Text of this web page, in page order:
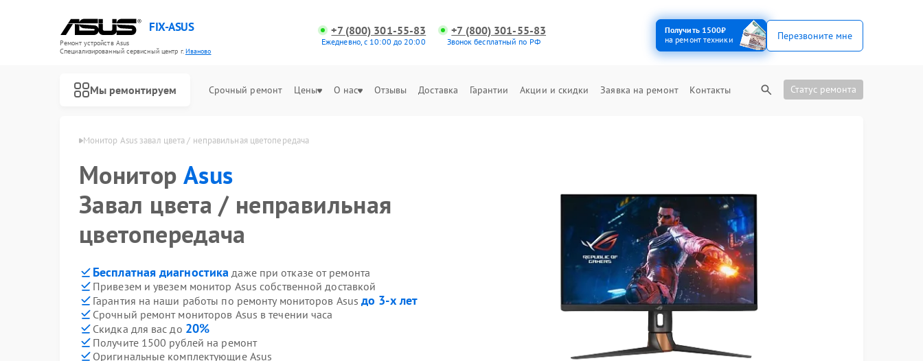
FIX-ASUS
Ремонт устройств Asus
Специализированный cервисный центр г.Иваново
+7 (800) 301-55-83
Ежедневно, с 10:00 до 20:00
+7 (800) 301-55-83
Звонок бесплатный по РФ
Получить 1500₽
на ремонт техники
Перезвоните мне
Мы ремонтируем Срочный ремонт Цены О нас Отзывы Доставка Гарантии Акции и скидки Заявка на ремонт Контакты Статус ремонта
Монитор Asus завал цвета / неправильная цветопередача
Монитор Asus
Завал цвета / неправильная
цветопередача
Бесплатная диагностика даже при отказе от ремонта
Привезем и увезем монитор Asus собственной доставкой
Гарантия на наши работы по ремонту мониторов Asus до 3-х лет
Срочный ремонт мониторов Asus в течении часа
Скидка для вас до 20%
Получите 1500 рублей на ремонт
Оригинальные комплектующие Asus